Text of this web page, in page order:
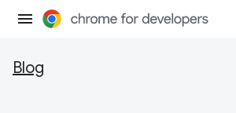
Blog